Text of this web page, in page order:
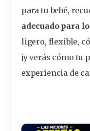
para tu bebé,
adecuado para
ligero, flexible,
¡y verás cómo tu
experiencia de